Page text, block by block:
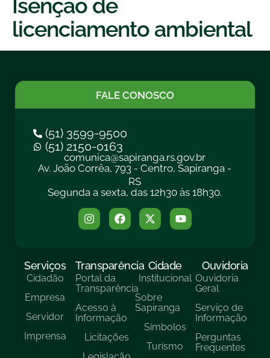
Isenção de
licenciamento ambiental
FALE CONOSCO
(51) 3599-9500
(51) 2150-0163
comunica@sapiranga.rs.gov.br
Av. João Corrêa, 793 - Centro, Sapiranga -
RS
Segunda a sexta, das 12h30 às 18h30.
Serviços
Cidadão
Empresa
Servidor
Imprensa
Transparência
Portal da
Transparência
Acesso à
Informação
Licitações
Cidade
Institucional
Sobre
Sapiranga
Símbolos
Turísmo
Ouvidoria
Ouvidoria
Geral
Serviço de
Informação
Perguntas
Frequentes